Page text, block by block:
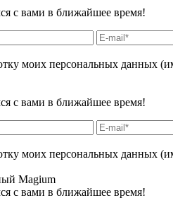
с вами в ближайшее время!
моих персональных данных
с вами в ближайшее время!
моих персональных данных
Magium
с вами в ближайшее время!